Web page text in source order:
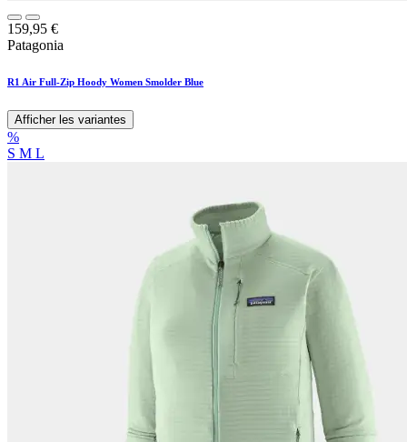
159,95 €
Patagonia
R1 Air Full-Zip Hoody Women Smolder Blue
Afficher les variantes
%
S M L